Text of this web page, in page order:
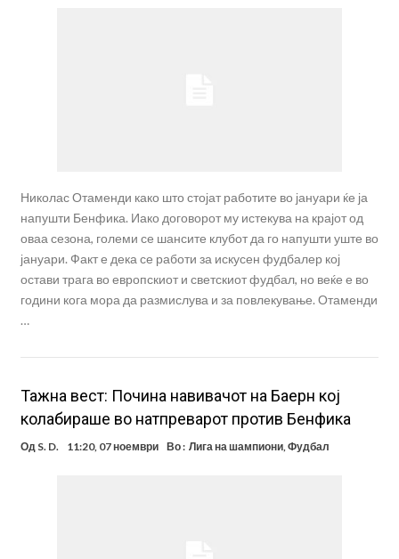
Николас Отаменди како што стојат работите во јануари ќе ја
напушти Бенфика. Иако договорот му истекува на крајот од
оваа сезона, големи се шансите клубот да го напушти уште во
јануари. Факт е дека се работи за искусен фудбалер кој
остави трага во европскиот и светскиот фудбал, но веќе е во
години кога мора да размислува и за повлекување. Отаменди
…
Тажна вест: Почина навивачот на Баерн кој
колабираше во натпреварот против Бенфика
Од S. D. 11:20, 07 ноември Во : Лига на шампиони, Фудбал